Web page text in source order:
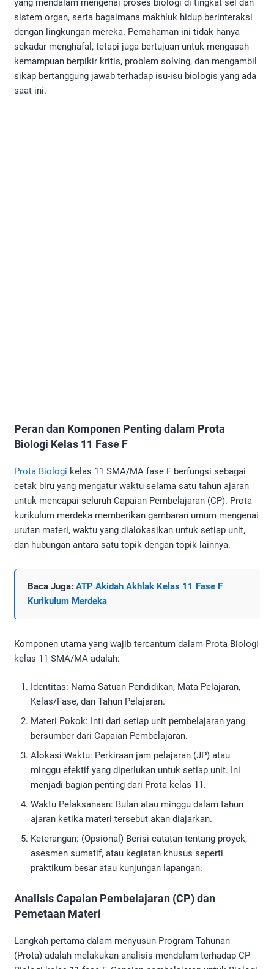
yang mendalam mengenai proses biologi di tingkat sel dan
sistem organ, serta bagaimana makhluk hidup berinteraksi
dengan lingkungan mereka. Pemahaman ini tidak hanya
sekadar menghafal, tetapi juga bertujuan untuk mengasah
kemampuan berpikir kritis, problem solving, dan mengambil
sikap bertanggung jawab terhadap isu-isu biologis yang ada
saat ini.
Peran dan Komponen Penting dalam Prota
Biologi Kelas 11 Fase F
Prota Biologi kelas 11 SMA/MA fase F berfungsi sebagai
cetak biru yang mengatur waktu selama satu tahun ajaran
untuk mencapai seluruh Capaian Pembelajaran (CP). Prota
kurikulum merdeka memberikan gambaran umum mengenai
urutan materi, waktu yang dialokasikan untuk setiap unit,
dan hubungan antara satu topik dengan topik lainnya.
Baca Juga: ATP Akidah Akhlak Kelas 11 Fase F
Kurikulum Merdeka
Komponen utama yang wajib tercantum dalam Prota Biologi
kelas 11 SMA/MA adalah:
Identitas: Nama Satuan Pendidikan, Mata Pelajaran,
Kelas/Fase, dan Tahun Pelajaran.
Materi Pokok: Inti dari setiap unit pembelajaran yang
bersumber dari Capaian Pembelajaran.
Alokasi Waktu: Perkiraan jam pelajaran (JP) atau
minggu efektif yang diperlukan untuk setiap unit. Ini
menjadi bagian penting dari Prota kelas 11.
Waktu Pelaksanaan: Bulan atau minggu dalam tahun
ajaran ketika materi tersebut akan diajarkan.
Keterangan: (Opsional) Berisi catatan tentang proyek,
asesmen sumatif, atau kegiatan khusus seperti
praktikum besar atau kunjungan lapangan.
Analisis Capaian Pembelajaran (CP) dan
Pemetaan Materi
Langkah pertama dalam menyusun Program Tahunan
(Prota) adalah melakukan analisis mendalam terhadap CP